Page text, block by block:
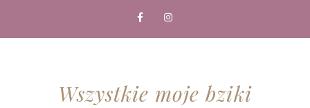
Wszystkie moje bziki